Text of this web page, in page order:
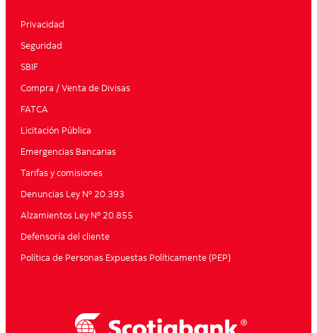
Privacidad
Seguridad
SBIF
Compra / Venta de Divisas
FATCA
Licitación Pública
Emergencias Bancarias
Tarifas y comisiones
Denuncias Ley Nº 20.393
Alzamientos Ley Nº 20.855
Defensoría del cliente
Política de Personas Expuestas Políticamente (PEP)